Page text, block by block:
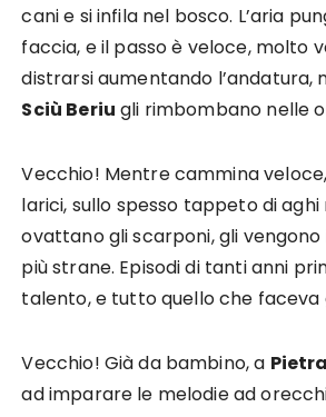
cani e si infila nel bosco. L’aria
faccia, e il passo è veloce, molto
distrarsi aumentando l’andatura,
Sciù Beriu gli rimbombano nelle
Vecchio! Mentre cammina
larici, sullo spesso tappeto di
ovattano gli scarponi, gli
più strane. Episodi di tanti anni
talento, e tutto quello che faceva
Vecchio! Già da bambino, a
ad imparare le melodie ad